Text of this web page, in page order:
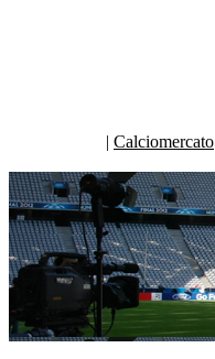
| Calciomercato